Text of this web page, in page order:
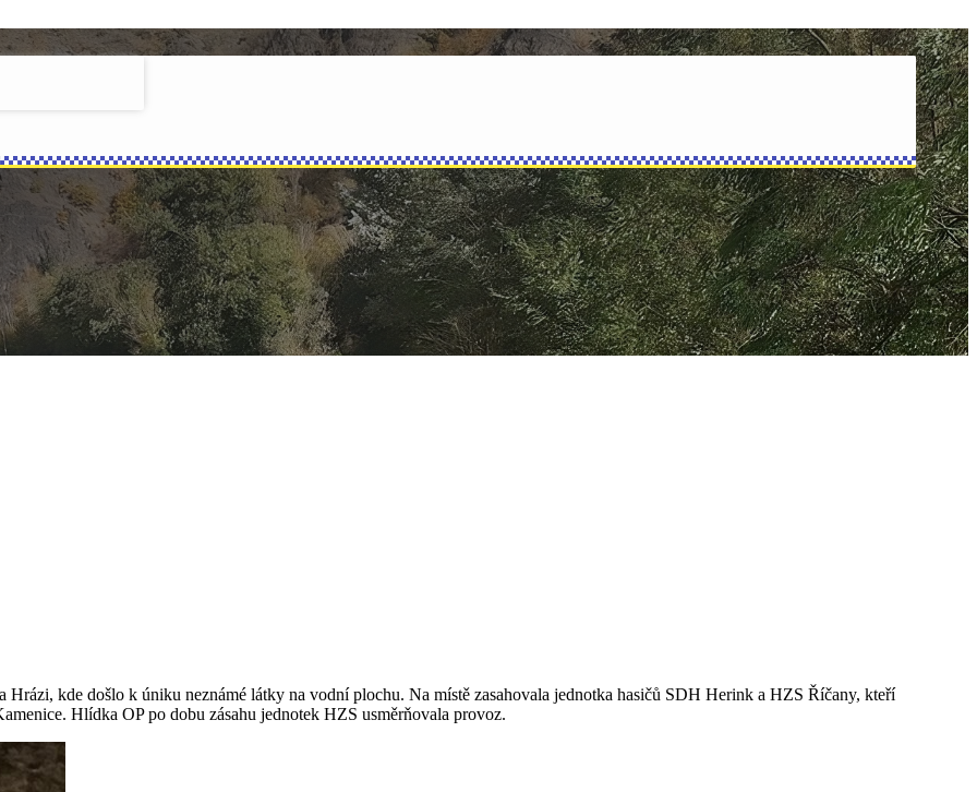
kde došlo k úniku neznámé látky na vodní plochu. Na místě zasahovala jednotka hasičů SDH Herink a HZS Říčany, kteří
Hlídka OP po dobu zásahu jednotek HZS usměrňovala provoz.